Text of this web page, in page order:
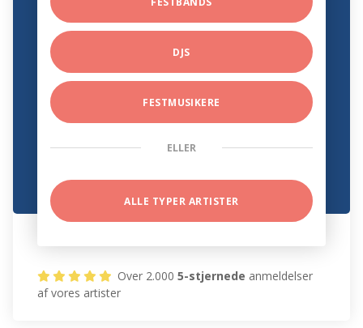
DJS
FESTMUSIKERE
ELLER
ALLE TYPER ARTISTER
Over 2.0005-stjernede anmeldelser
af vores artister